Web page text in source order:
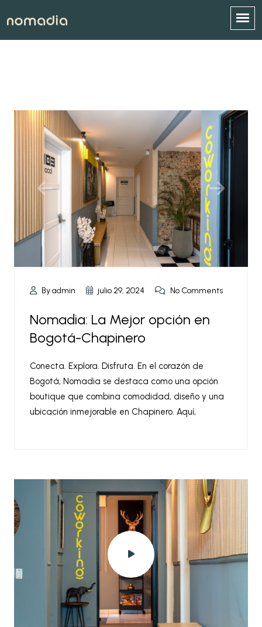
By admin julio 29, 2024 No Comments
Nomadia: La Mejor opción en
Bogotá-Chapinero
Conecta. Explora. Disfruta. En el corazón de
Bogotá, Nomadia se destaca como una opción
boutique que combina comodidad, diseño y una
ubicación inmejorable en Chapinero. Aquí,